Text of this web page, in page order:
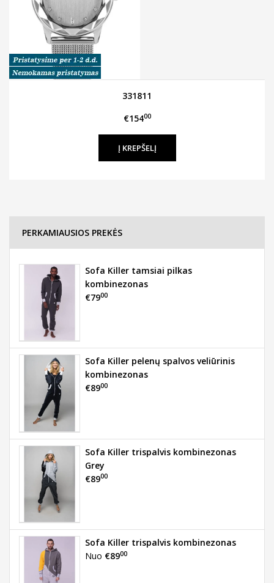
331811
€15400
PERKAMIAUSIOS PREKĖS
Sofa Killer tamsiai pilkas
kombinezonas
€7900
Sofa Killer pelenų spalvos veliūrinis
kombinezonas
€8900
Sofa Killer trispalvis kombinezonas
Grey
€8900
Sofa Killer trispalvis kombinezonas
Nuo €8900